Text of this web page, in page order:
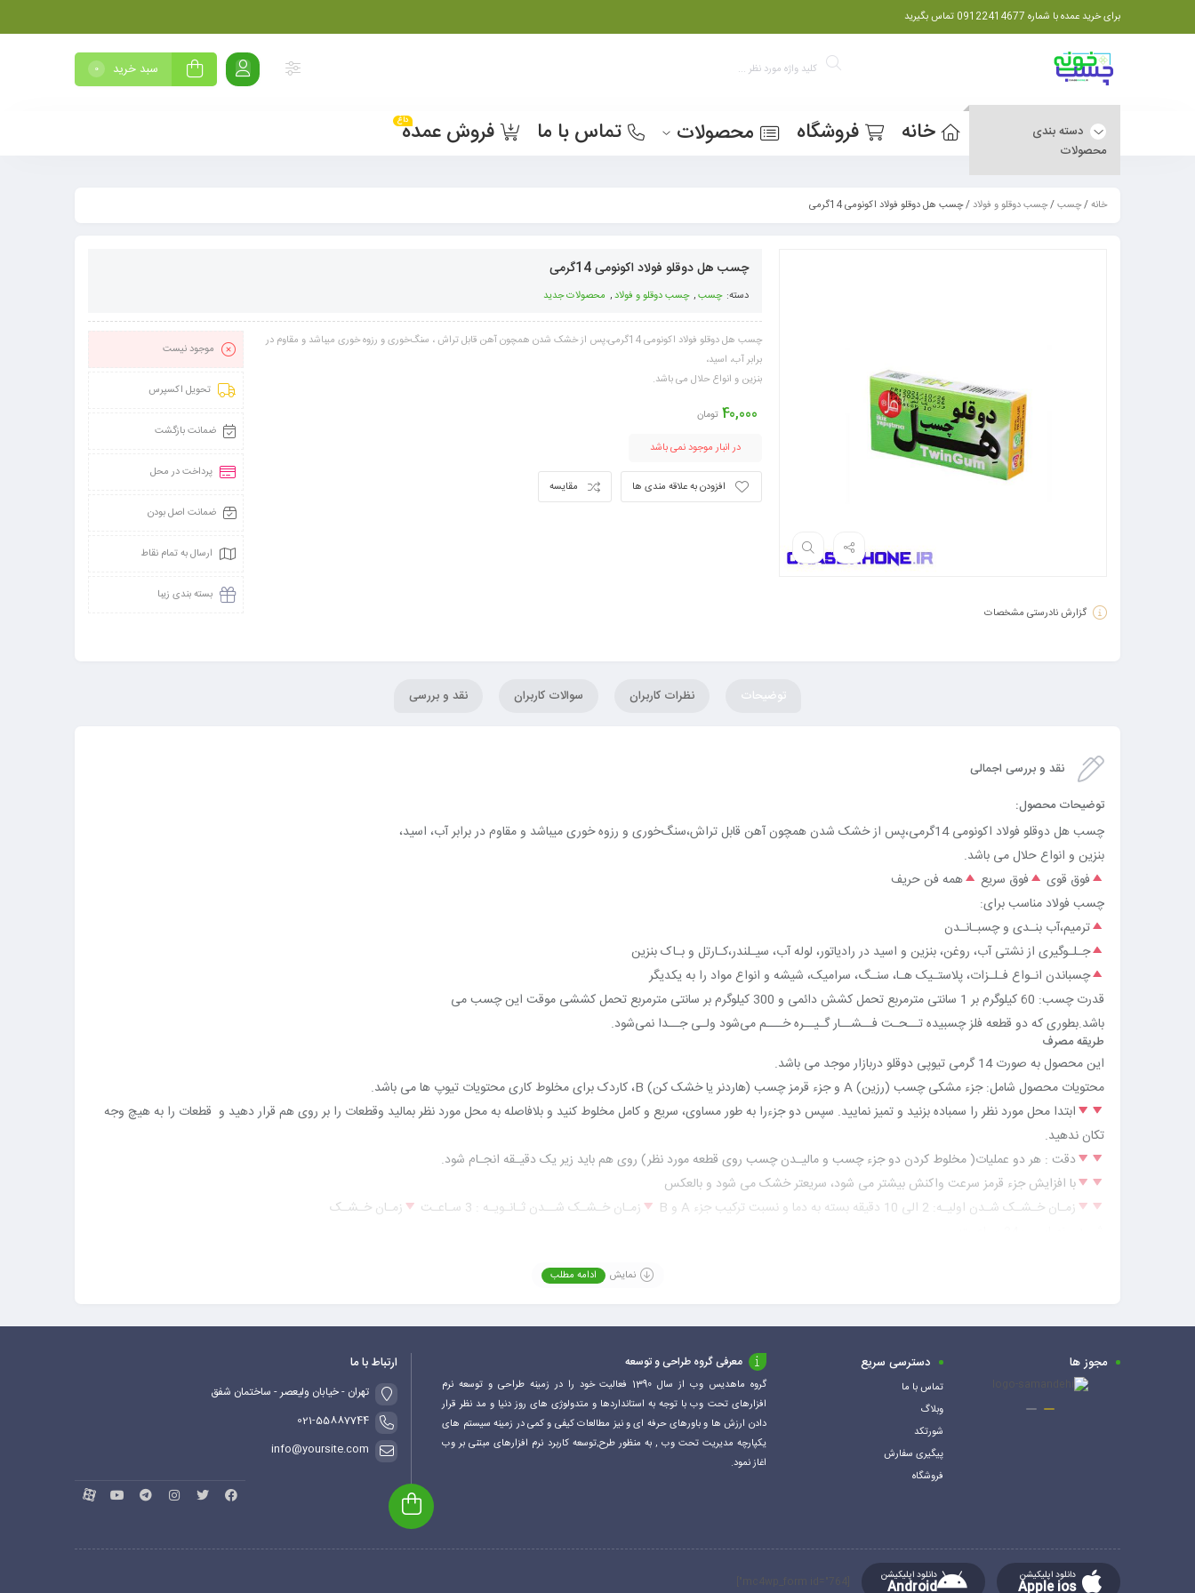
برای خرید عمده با شماره 09122414677 تماس بگیرید
سبد خرید 0
دسته بندی
محصولات
خانه فروشگاه محصولات تماس با ما فروش عمدهداغ
خانه/چسب/چسب دوقلو و فولاد/ چسب هل دوقلو فولاد اکونومی 14گرمی
گزارش نادرستی مشخصات
چسب هل دوقلو فولاد اکونومی 14گرمی
دسته: چسب, چسب دوقلو و فولاد, محصولات جدید
چسب هل دوقلو فولاد اکونومی 14گرمی،پس از خشک شدن همچون آهن قابل تراش ، سنگ‌خوری و رزوه خوری میباشد و مقاوم در
برابر آب، اسید،
بنزین و انواع حلال می باشد.
40,000 تومان
در انبار موجود نمی باشد
مقایسه افزودن به علاقه مندی ها
موجود نیست
تحویل اکسپرس
ضمانت بازگشت
پرداخت در محل
ضمانت اصل بودن
ارسال به تمام نقاط
بسته بندی زیبا
توضیحات نظرات کاربران سوالات کاربران نقد و بررسی
نقد و بررسی اجمالی
توضیحات محصول:
چسب هل دوقلو فولاد اکونومی 14گرمی،پس از خشک شدن همچون آهن قابل تراش،سنگ‌خوری و رزوه خوری میباشد و مقاوم در برابر آب، اسید،
بنزین و انواع حلال می باشد.
فوق قوی
فوق سریع
همه فن حریف
چسب فولاد مناسب برای:
ترمیم،آب بنـدی و چسبـانـدن
جـلـوگیری از نشتی آب، روغن، بنزین و اسید در رادیاتور، لوله آب، سیـلندر،کـارتل و بـاک بنزین
چسباندن انـواع فـلـزات، پلاستـیک هـا، سنـگ، سرامیک، شیشه و انواع مواد را به یکدیگر
قدرت چسب: 60 کیلوگرم بر 1 سانتی مترمربع تحمل کشش دائمی و 300 کیلوگرم بر سانتی مترمربع تحمل کششی موقت این چسب می
باشد.بطوری که دو قطعه فلز چسبیده تــحـت فــشــار گـیــره خـــم می‌شود ولـی جــدا نمی‌شود.
طریقه مصرف
این محصول به صورت 14 گرمی تیوپی دوقلو دربازار موجد می باشد.
محتویات محصول شامل: جزء مشکی چسب (رزین) A و جزء قرمز چسب (هاردنر یا خشک کن) B، کاردک برای مخلوط کاری محتویات تیوپ ها می باشد.
ابتدا محل مورد نظر را سمباده بزنید و تمیز نمایید. سپس دو جزءرا به طور مساوی، سریع و کامل مخلوط کنید و بلافاصله به محل مورد نظر بمالید وقطعات را بر روی هم قرار دهید و قطعات را به هیچ وجه
تکان ندهید.
دقت : هر دو عملیات( مخلوط کردن دو جزء چسب و مالیـدن چسب روی قطعه مورد نظر) روی هم باید زیر یک دقیـقه انجـام شود.
با افزایش جزء قرمز سرعت واکنش بیشتر می شود، سریعتر خشک می شود و بالعکس
زمـان خـشـک شـدن اولیـه: 2 الی 10 دقیقه بسته به دما و نسبت ترکیب جزء A و B
زمـان خـشـک شــدن ثـانـویـه : 3 سـاعـت
زمـان خـشـک
نمایش ادامه مطلب
مجوز ها دسترسی سریع
تماس با ما
وبلاگ
شورتکد
پیگیری سفارش
فروشگاه
معرفی گروه طراحی و توسعه
گروه ماهدیس وب از سال 1390 فعالیت خود را در زمینه طراحی و توسعه نرم
افزارهای تحت وب با توجه به استانداردها و متدولوژی های روز دنیا و مد نظر قرار
دادن ارزش ها و باورهای حرفه ای و نیز مطالعات کیفی و کمی در زمینه سیستم های
یکپارچه مدیریت تحت وب , به منظور طرح,توسعه کاربرد نرم افزارهای مبتنی بر وب
اغاز نمود.
ارتباط با ما
تهران - خیابان ولیعصر - ساختمان شفق
021-55887744
info@yoursite.com
دانلود اپلیکیشن
Apple ios
دانلود اپلیکیشن
Android